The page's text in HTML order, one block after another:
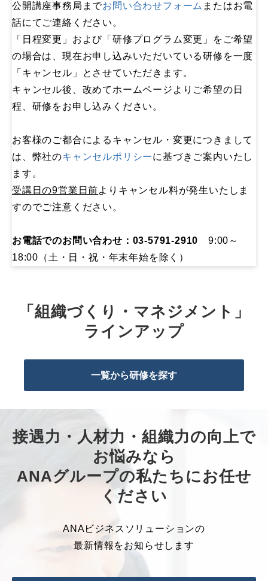
公開講座事務局までお問い合わせフォーム またはお電
話にてご連絡ください。
「日程変更」および「研修プログラム変更」をご希望
の場合は、現在お申し込みいただいている研修を一度
「キャンセル」とさせていただきます。
キャンセル後、改めてホームページよりご希望の日
程、研修をお申し込みください。
お客様のご都合によるキャンセル・変更につきまして
は、弊社のキャンセルポリシーに基づきご案内いたし
ます。
受講日の9営業日前よりキャンセル料が発生いたしま
すのでご注意ください。
お電話でのお問い合わせ：03-5791-2910 9:00～
18:00（土・日・祝・年末年始を除く）
「組織づくり・マネジメント」
ラインアップ
一覧から研修を探す
接遇力・人材力・組織力の向上で
お悩みなら
ANAグループの私たちにお任せ
ください
ANAビジネスソリューションの
最新情報をお知らせします